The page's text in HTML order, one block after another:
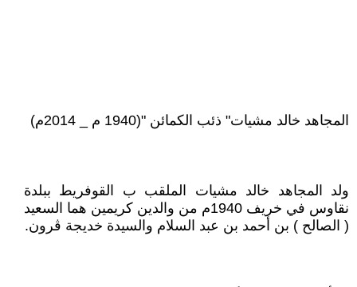
المجاهد خالد مشيات" ذئب الكمائن "(1940 م _ 2014م)
ولد المجاهد خالد مشيات الملقب ب القوفريط ببلدة
نقاوس في خريف 1940م من والدين كريمين هما السعيد
( الصالح ) بن أحمد بن عبد السلام والسيدة خديجة ڨرون.